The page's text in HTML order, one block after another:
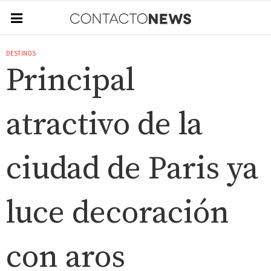
DESTINOS
Principal
atractivo de la
ciudad de Paris ya
luce decoración
con aros